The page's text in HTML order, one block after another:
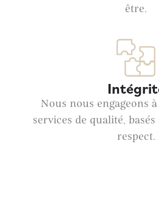
être.
Nous nous engageons
services de qualité,
respect.